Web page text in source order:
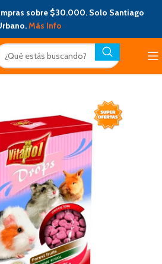
sobre $30.000. Solo Santiago
Más Info